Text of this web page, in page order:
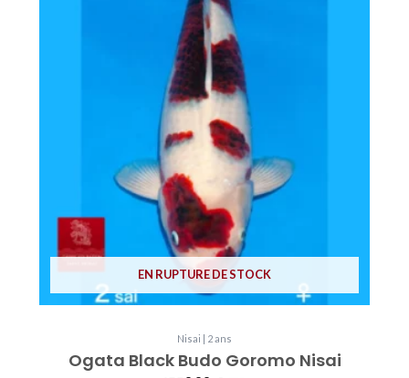
EN RUPTURE DE STOCK
Nisai | 2 ans
Ogata Black Budo Goromo Nisai